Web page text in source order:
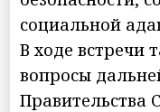
социальной
В ходе встречи
вопросы
Правительства